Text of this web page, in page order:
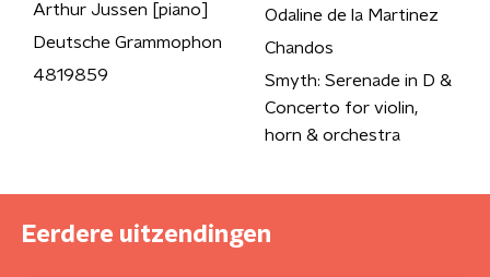
Arthur Jussen [piano]
Deutsche Grammophon
4819859
Odaline de la Martinez
Chandos
Smyth: Serenade in D &
Concerto for violin,
horn & orchestra
Eerdere uitzendingen